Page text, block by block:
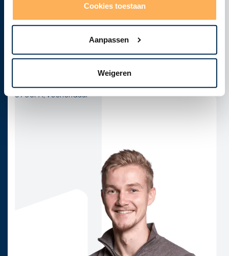
Cookies toestaan
Aanpassen
Weigeren
info@visional.nl
Telefoon
+31 850163275
3905PA, Veenendaal